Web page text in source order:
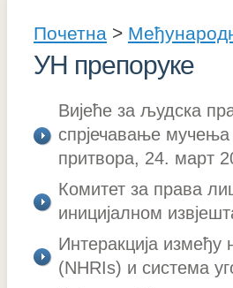
Почетна >
УН препоруке
Вијеће за људска
спрјечавање мучења
притвора, 24. март
Комитет за права
иницијалном
Интеракција између
(NHRIs) и система